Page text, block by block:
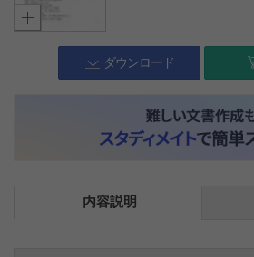
ダウンロード
内容説明